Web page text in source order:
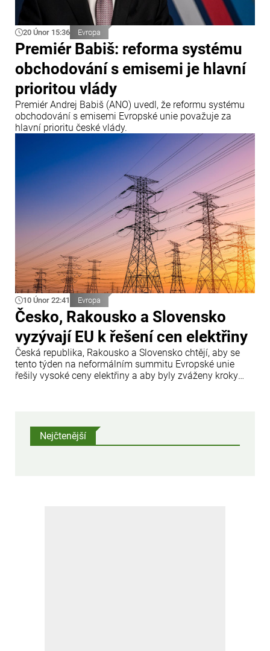
20 Únor 15:36 Evropa
Premiér Babiš: reforma systému
obchodování s emisemi je hlavní
prioritou vlády
Premiér Andrej Babiš (ANO) uvedl, že reformu systému
obchodování s emisemi Evropské unie považuje za
hlavní prioritu české vlády.
10 Únor 22:41 Evropa
Česko, Rakousko a Slovensko
vyzývají EU k řešení cen elektřiny
Česká republika, Rakousko a Slovensko chtějí, aby se
tento týden na neformálním summitu Evropské unie
řešily vysoké ceny elektřiny a aby byly zváženy kroky
Nejčtenější